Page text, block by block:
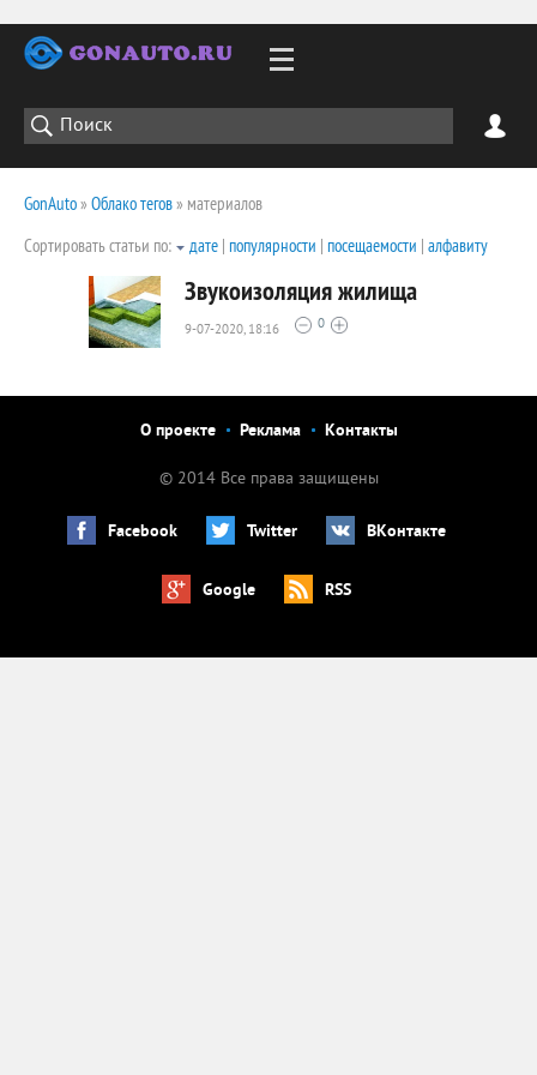
GonAuto» Облако тегов» материалов
Сортировать статьи по:
дате | популярности | посещаемости | алфавиту
Звукоизоляция жилища
9-07-2020, 18:16 0
О проекте Реклама Контакты
© 2014 Все права защищены
Facebook Twitter ВКонтакте
Google RSS